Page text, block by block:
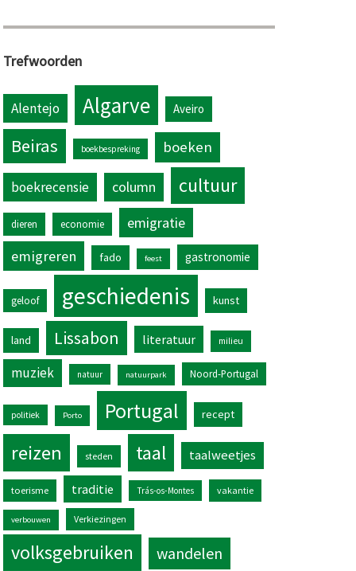
Trefwoorden
Alentejo Algarve Aveiro
Beiras boekbespreking boeken
boekrecensie column cultuur
dieren economie
emigratie
emigreren
fado feest gastronomie
geloof geschiedenis kunst
land Lissabon literatuur milieu
muziek natuur natuurpark Noord-Portugal
politiek Porto Portugal recept
reizen steden taal taalweetjes
toerisme traditie Trás-os-Montes vakantie
verbouwen Verkiezingen
volksgebruiken wandelen